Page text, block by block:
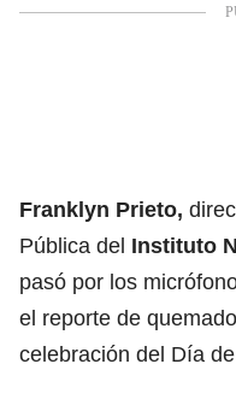
Franklyn Prieto,
Pública del Instituto
pasó por los
el reporte de
celebración del Día